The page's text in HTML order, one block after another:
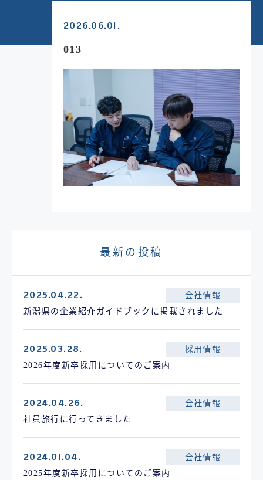
2026.06.01.
013
最新の投稿
2025.04.22.
会社情報
新潟県の企業紹介ガイドブックに掲載されました
2025.03.28.
採用情報
2026年度新卒採用についてのご案内
2024.04.26.
会社情報
社員旅行に行ってきました
2024.01.04.
会社情報
2025年度新卒採用についてのご案内